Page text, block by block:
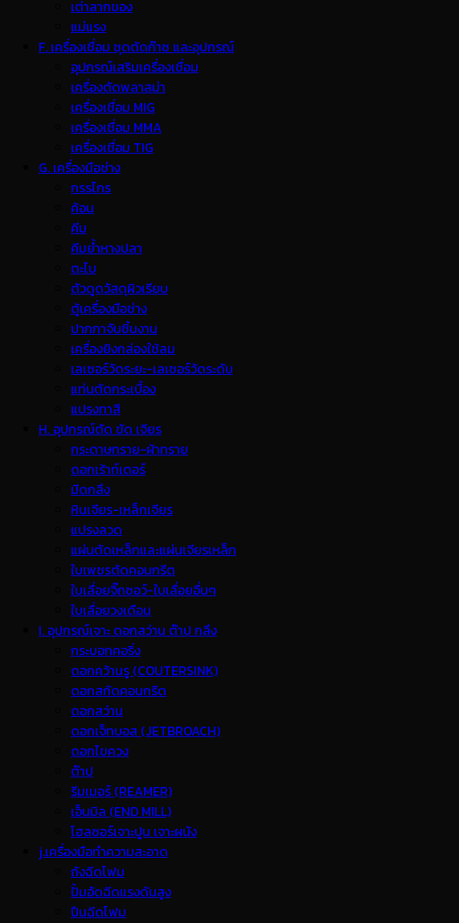
เต่าลากของ
แม่แรง
F. เครื่องเชื่อม ชุดตัดก๊าซ และอุปกรณ์
อุปกรณ์เสริมเครื่องเชื่อม
เครื่องตัดพลาสม่า
เครื่องเชื่อม MIG
เครื่องเชื่อม MMA
เครื่องเชื่อม TIG
G. เครื่องมือช่าง
กรรไกร
ค้อน
คีม
คีมย้ำหางปลา
ตะไบ
ตัวดูดวัสดุผิวเรียบ
ตู้เครื่องมือช่าง
ปากกาจับชิ้นงาน
เครื่องยิงกล่องใช้ลม
เลเซอร์วัดระยะ-เลเซอร์วัดระดับ
แท่นตัดกระเบื้อง
แปรงทาสี
H. อุปกรณ์ตัด ขัด เจียร
กระดาษทราย-ผ้าทราย
ดอกเร้าท์เตอร์
มีดกลึง
หินเจียร-เหล็กเจียร
แปรงลวด
แผ่นตัดเหล็กและแผ่นเจียรเหล็ก
ใบเพชรตัดคอนกรีต
ใบเลื่อยจิ๊กซอว์-ใบเลื่อยอื่นๆ
ใบเลื่อยวงเดือน
I. อุปกรณ์เจาะ ดอกสว่าน ต๊าป กลึง
กระบอกคอริ่ง
ดอกคว้านรู (COUTERSINK)
ดอกสกัดคอนกรีต
ดอกสว่าน
ดอกเจ็ทบอส (JETBROACH)
ดอกไขควง
ต๊าป
รีมเมอร์ (REAMER)
เอ็นมิล (END MILL)
โฮลซอร์เจาะปูน เจาะผนัง
j.เครื่องมือทำความสะอาด
ถังฉีดโฟม
ปั้มอัดฉีดแรงดันสูง
ปืนฉีดโฟม